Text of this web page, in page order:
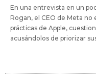
En una entrevista en un
Rogan, el CEO de Meta no
prácticas de Apple,
acusándolos de priorizar